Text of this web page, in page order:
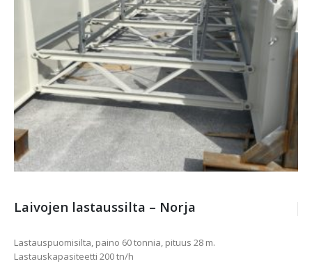
Laivojen lastaussilta – Norja
Lastauspuomisilta, paino 60 tonnia, pituus 28 m.
Lastauskapasiteetti 200 tn/h